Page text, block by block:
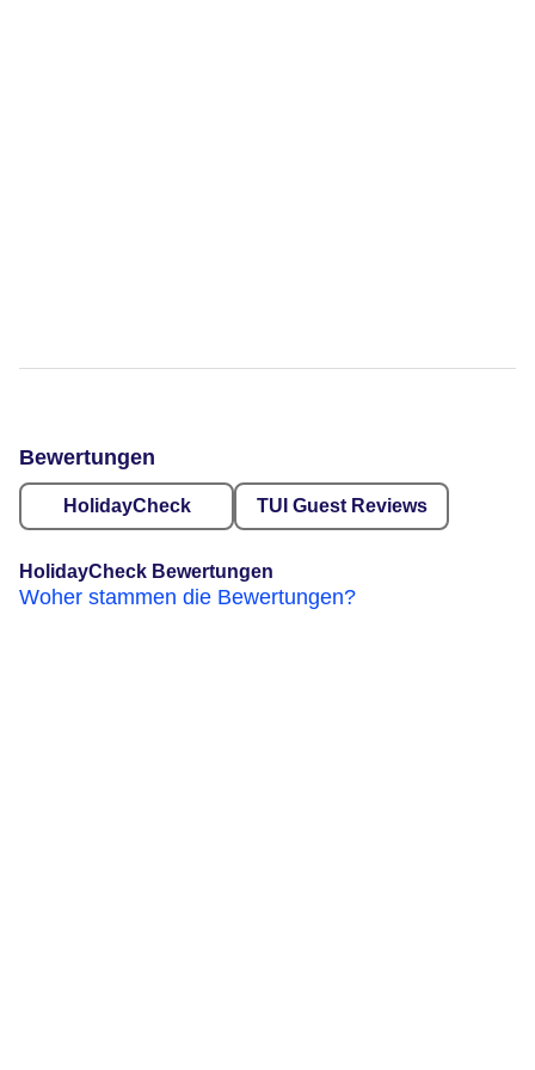
Bewertungen
HolidayCheck TUI Guest Reviews
HolidayCheck Bewertungen
Woher stammen die Bewertungen?